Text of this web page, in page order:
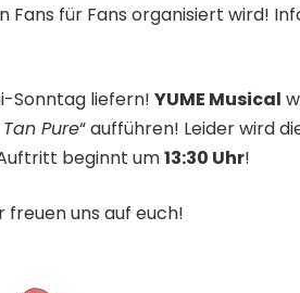
Fans für Fans organisiert wird!
Sonntag liefern! YUME Musical
Pure“ aufführen! Leider wird
beginnt um13:30 Uhr!
freuen uns auf euch!